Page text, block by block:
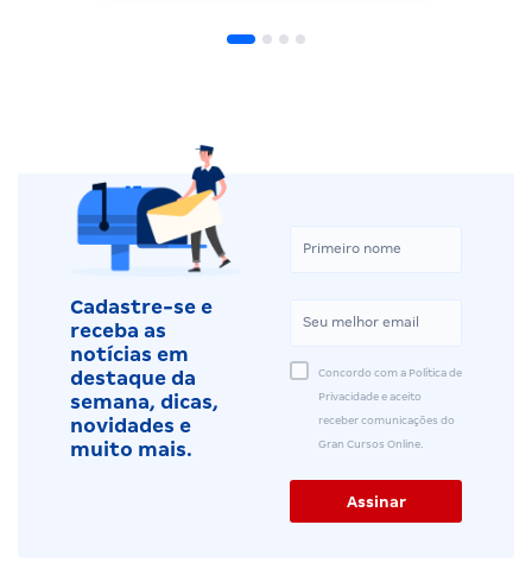
Cadastre-se e
receba as
notícias em
destaque da
semana, dicas,
novidades e
muito mais.
Concordo com a Política de
Privacidade e aceito
receber comunicações do
Gran Cursos Online.